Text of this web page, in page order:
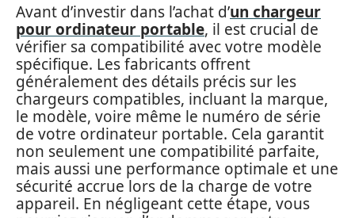
Avant d’investir dans l’achat d’un chargeur
pour ordinateur portable, il est crucial de
vérifier sa compatibilité avec votre modèle
spécifique. Les fabricants offrent
généralement des détails précis sur les
chargeurs compatibles, incluant la marque,
le modèle, voire même le numéro de série
de votre ordinateur portable. Cela garantit
non seulement une compatibilité parfaite,
mais aussi une performance optimale et une
sécurité accrue lors de la charge de votre
appareil. En négligeant cette étape, vous